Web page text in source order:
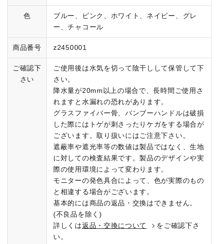
色
ブルー、ピンク、ホワイト、ネイビー、グレ
ー、チャコール
商品番号 z2450001
ご確認下
さい
ご使用後は水気を切って陰干しして保管して下
さい。
降水量が20mm以上の場合で、長時間ご使用さ
れますと水漏れの恐れがあります。
グラスファイバー骨、バンブーハンドルは破損
した際にはトゲが刺さったりケガをする場合が
ございます。取り扱いにはご注意下さい。
遮蔽率や遮光率等の数値は製品ではなく、生地
に対しての検査結果です。製品のデザインや実
際の使用環境によって変わります。
モニターの発色具合によって、色が実際のもの
と相違する場合がございます。
基本的には商品の返品・交換はできません。
(不良品を除く)
詳しくは返品・交換について
をご確認下さ
い。